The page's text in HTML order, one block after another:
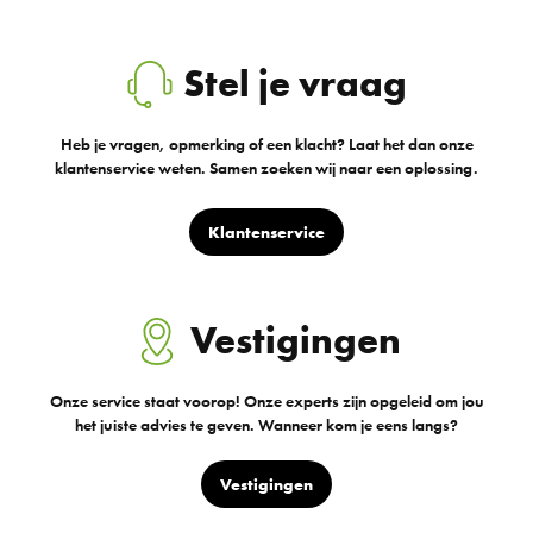
Stel je vraag
Heb je vragen, opmerking of een klacht? Laat het dan onze
klantenservice weten. Samen zoeken wij naar een oplossing.
Klantenservice
Vestigingen
Onze service staat voorop! Onze experts zijn opgeleid om jou
het juiste advies te geven. Wanneer kom je eens langs?
Vestigingen